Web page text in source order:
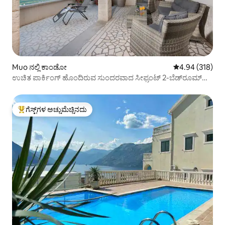
Muo ನಲ್ಲಿ ಕಾಂಡೋ 5 ರಲ್ಲಿ 4.94
4.94 (318)
ಉಚಿತ ಪಾರ್ಕಿಂಗ್ ಹೊಂದಿರುವ ಸುಂದರವಾದ ಸೀಫ್ರಂಟ್ 2-ಬೆಡ್‌ರೂಮ್
ಗೆಸ್ಟ್‌ಗಳಿಗೆ ಅತಿ ಹೆಚ್ಚು ಅಚ್ಚುಮೆಚ್ಚಿನದು
ಗೆಸ್ಟ್‌ಗಳ ಅಚ್ಚುಮೆಚ್ಚಿನದು